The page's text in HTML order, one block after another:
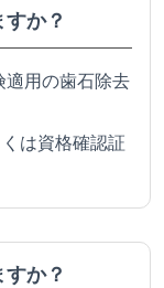
か？
適用の歯石除去
は資格確認証
か？